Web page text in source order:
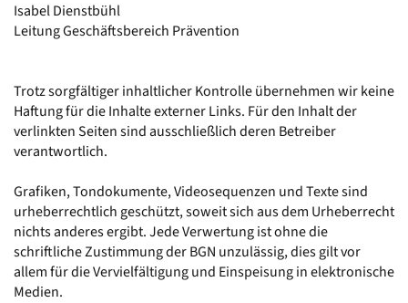
Isabel Dienstbühl
Leitung Geschäftsbereich Prävention
Trotz sorgfältiger inhaltlicher Kontrolle übernehmen wir keine
Haftung für die Inhalte externer Links. Für den Inhalt der
verlinkten Seiten sind ausschließlich deren Betreiber
verantwortlich.
Grafiken, Tondokumente, Videosequenzen und Texte sind
urheberrechtlich geschützt, soweit sich aus dem Urheberrecht
nichts anderes ergibt. Jede Verwertung ist ohne die
schriftliche Zustimmung der BGN unzulässig, dies gilt vor
allem für die Vervielfältigung und Einspeisung in elektronische
Medien.